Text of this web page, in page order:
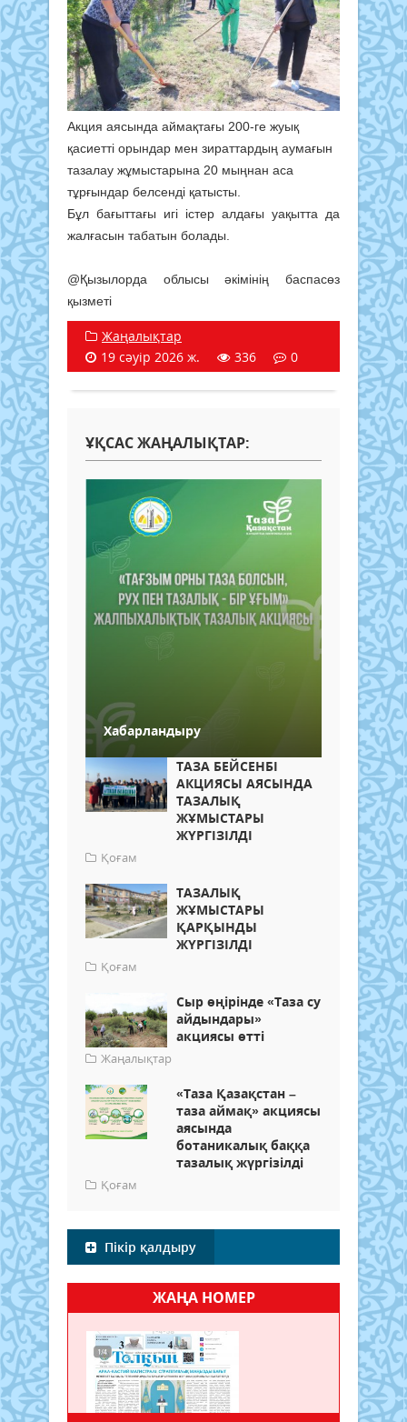
Акция аясында аймақтағы 200-ге жуық
қасиетті орындар мен зираттардың аумағын
тазалау жұмыстарына 20 мыңнан аса
тұрғындар белсенді қатысты.
Бұл бағыттағы игі істер алдағы уақытта да
жалғасын табатын болады.
@Қызылорда облысы әкімінің баспасөз
қызметі
Жаңалықтар
19 сәуір 2026 ж.
336 0
ҰҚСАС ЖАҢАЛЫҚТАР:
Хабарландыру
ТАЗА БЕЙСЕНБІ
АКЦИЯСЫ АЯСЫНДА
ТАЗАЛЫҚ
ЖҰМЫСТАРЫ
ЖҮРГІЗІЛДІ
Қоғам
ТАЗАЛЫҚ
ЖҰМЫСТАРЫ
ҚАРҚЫНДЫ
ЖҮРГІЗІЛДІ
Қоғам
Сыр өңірінде «Таза су
айдындары»
акциясы өтті
Жаңалықтар
«Таза Қазақстан –
таза аймақ» акциясы
аясында
ботаникалық баққа
тазалық жүргізілді
Қоғам
Пікір қалдыру
ЖАҢА НОМЕР